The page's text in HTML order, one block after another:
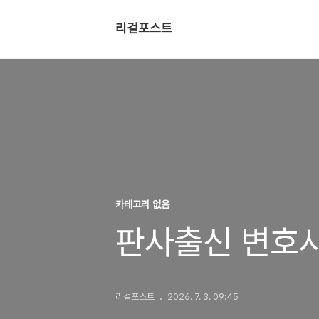
리걸포스트
카테고리 없음
판사출신 변호
리걸포스트 2026. 7. 3. 09:45